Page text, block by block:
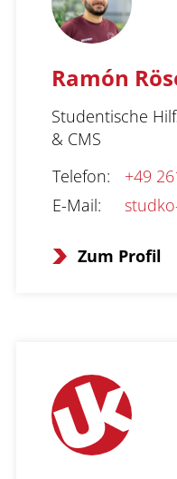
Ramón
Studentische
& CMS
Telefon:
+49
E-Mail:
Zum Profil